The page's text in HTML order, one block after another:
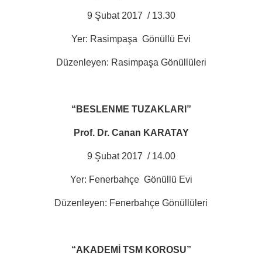
9 Şubat 2017 / 13.30
Yer: Rasimpaşa Gönüllü Evi
Düzenleyen: Rasimpaşa Gönüllüleri
“BESLENME TUZAKLARI”
Prof. Dr. Canan KARATAY
9 Şubat 2017 / 14.00
Yer: Fenerbahçe Gönüllü Evi
Düzenleyen: Fenerbahçe Gönüllüleri
“AKADEMİ TSM KOROSU”